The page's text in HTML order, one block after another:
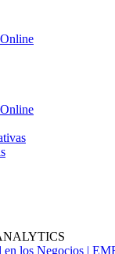
los Negocios |